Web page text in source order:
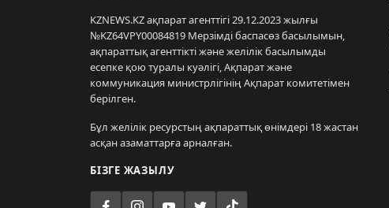
KZNEWS.KZ ақпарат агенттігі 29.12.2023 жылғы
№KZ64VPY00084819 Мерзімді баспасөз басылымын,
ақпараттық агенттікті және желілік басылымды
есепке қою туралы куәлігі, Ақпарат және
коммуникация министрлігінің Ақпарат комитетімен
берілген.
Бұл желілік ресурстың ақпараттық өнімдері 18 жастан
асқан азаматтарға арналған.
БІЗГЕ ЖАЗЫЛУ